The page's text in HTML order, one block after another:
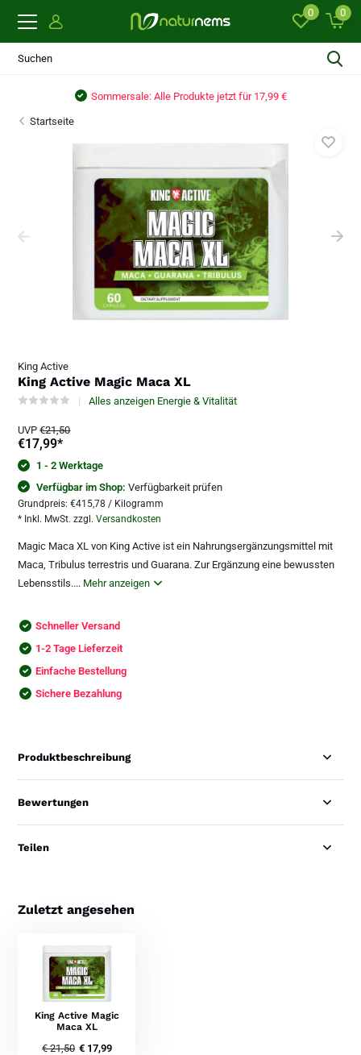
0 0
Sommersale: Alle Produkte jetzt für 17,99 €
Startseite
King Active
King Active Magic Maca XL
Alles anzeigen Energie & Vitalität
UVP€21,50
€17,99*
1 - 2 Werktage
Verfügbar im Shop:Verfügbarkeit prüfen
Grundpreis:€415,78 / Kilogramm
* Inkl. MwSt. zzgl.Versandkosten
Magic Maca XL von King Active ist ein Nahrungsergänzungsmittel mit
Maca, Tribulus terrestris und Guarana. Zur Ergänzung eine bewussten
Lebensstils.... Mehr anzeigen
Schneller Versand
1-2 Tage Lieferzeit
Einfache Bestellung
Sichere Bezahlung
Produktbeschreibung
Bewertungen
Teilen
Zuletzt angesehen
King Active Magic
Maca XL
€ 21,50 € 17,99